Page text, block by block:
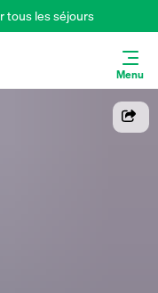
tous les séjours
Menu